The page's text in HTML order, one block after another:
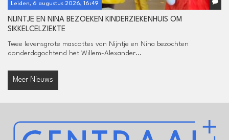
Leiden, 6 augustus 2026, 16:49
NIJNTJE EN NINA BEZOEKEN KINDERZIEKENHUIS OM
SIKKELCELZIEKTE
Twee levensgrote mascottes van Nijntje en Nina bezochten
donderdagochtend het Willem-Alexander...
Meer Nieuws